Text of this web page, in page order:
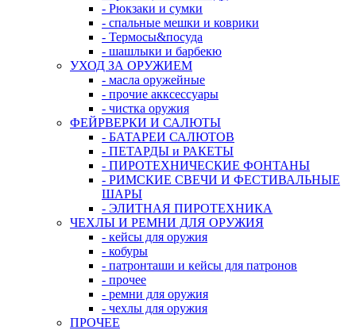
- Рюкзаки и сумки
- спальные мешки и коврики
- Термосы&посуда
- шашлыки и барбекю
УХОД ЗА ОРУЖИЕМ
- масла оружейные
- прочие акксессуары
- чистка оружия
ФЕЙРВЕРКИ И САЛЮТЫ
- БАТАРЕИ САЛЮТОВ
- ПЕТАРДЫ и РАКЕТЫ
- ПИРОТЕХНИЧЕСКИЕ ФОНТАНЫ
- РИМСКИЕ СВЕЧИ И ФЕСТИВАЛЬНЫЕ
ШАРЫ
- ЭЛИТНАЯ ПИРОТЕХНИКА
ЧЕХЛЫ И РЕМНИ ДЛЯ ОРУЖИЯ
- кейсы для оружия
- кобуры
- патронташи и кейсы для патронов
- прочее
- ремни для оружия
- чехлы для оружия
ПРОЧЕЕ